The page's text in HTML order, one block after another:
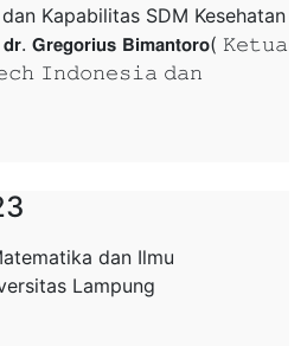
Kapabilitas SDM Kesehatan
𝗚𝗿𝗲𝗴𝗼𝗿𝗶𝘂𝘀 𝗕𝗶𝗺𝗮𝗻𝘁𝗼𝗿𝗼( 𝙺𝚎𝚝𝚞𝚊
𝙸𝚗𝚍𝚘𝚗𝚎𝚜𝚒𝚊 𝚍𝚊𝚗
dan Ilmu
Lampung